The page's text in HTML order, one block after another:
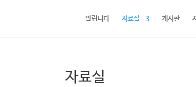
알립니다 자료실 게시판
자료실